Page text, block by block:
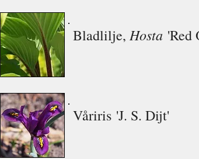
Bladlilje, Hosta 'Red
Våriris 'J. S. Dijt'